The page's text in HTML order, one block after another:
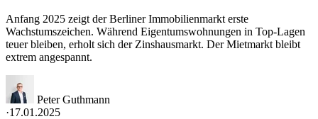
Anfang 2025 zeigt der Berliner Immobilienmarkt erste
Wachstumszeichen. Während Eigentumswohnungen in Top-Lagen
teuer bleiben, erholt sich der Zinshausmarkt. Der Mietmarkt bleibt
extrem angespannt.
Peter Guthmann
·17.01.2025